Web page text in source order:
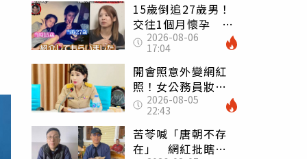
15歲倒追27歲男！
交往1個月懷孕 36
歲當阿嬤故事曝光
2026-08-06
17:04
開會照意外變網紅
照！女公務員妝容
掀2千則留言 本人
怒嗆：化妝有錯嗎
2026-08-05
22:43
苦苓喊「唐朝不存
在」 網紅批瞎編